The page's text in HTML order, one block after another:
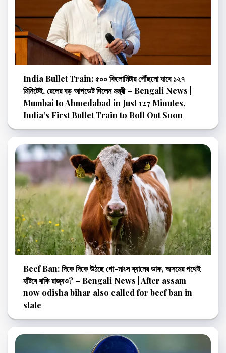
India Bullet Train: ৫০০ কিলোমিটার পৌঁছনো যাবে ১২৭
মিনিটেই, রেলের বড় আপডেট দিলেন মন্ত্রী – Bengali News |
Mumbai to Ahmedabad in Just 127 Minutes,
India’s First Bullet Train to Roll Out Soon
Beef Ban: দিকে দিকে উঠছে গো-মাংস ব্যানের ডাক, অসমের পথেই
হাঁটবে বাকি রাজ্যও? – Bengali News | After assam
now odisha bihar also called for beef ban in
state